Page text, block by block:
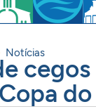
Notícias